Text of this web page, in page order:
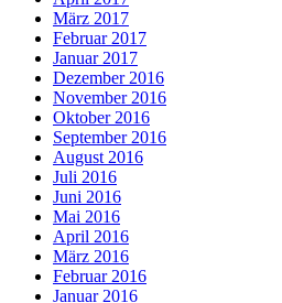
März 2017
Februar 2017
Januar 2017
Dezember 2016
November 2016
Oktober 2016
September 2016
August 2016
Juli 2016
Juni 2016
Mai 2016
April 2016
März 2016
Februar 2016
Januar 2016